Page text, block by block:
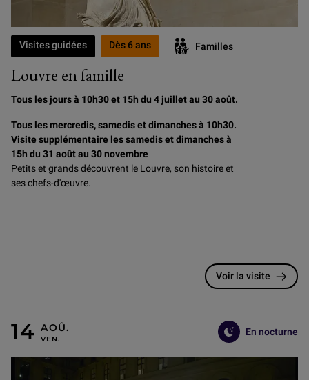
Louvre en famille
Visites guidées Dès 6 ans Familles
Tous les jours à 10h30 et 15h du 4 juillet au 30 août.
Tous les mercredis, samedis et dimanches à 10h30.
Visite supplémentaire les samedis et dimanches à
15h du 31 août au 30 novembre
Petits et grands découvrent le Louvre, son histoire et
ses chefs-d'œuvre.
Voir la visite
En nocturne